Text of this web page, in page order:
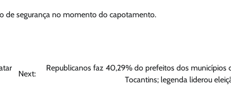
de segurança no momento do capotamento.
Next:
Republicanos faz 40,29% do prefeitos dos municípios
Tocantins; legenda liderou